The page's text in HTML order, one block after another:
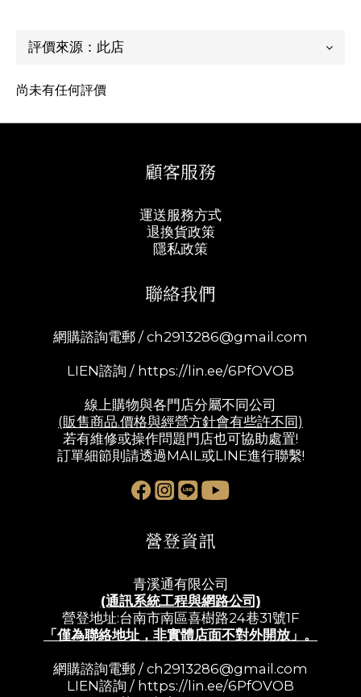
尚未有任何評價
顧客服務
運送服務方式
退換貨政策
隱私政策
聯絡我們
網購諮詢電郵 / ch2913286@gmail.com
LIEN諮詢 / https://lin.ee/6PfOVOB
線上購物與各門店分屬不同公司
(販售商品.價格與經營方針會有些許不同)
若有維修或操作問題門店也可協助處置!
訂單細節則請透過MAIL或LINE進行聯繫!
營登資訊
青溪通有限公司
(通訊系統工程與網路公司)
營登地址:台南市南區喜樹路24巷31號1F
「僅為聯絡地址，非實體店面不對外開放」。
網購諮詢電郵 / ch2913286@gmail.com
LIEN諮詢 / https://lin.ee/6PfOVOB